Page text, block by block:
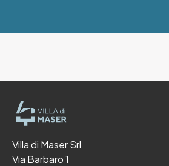
Villa di Maser Srl
Via Barbaro 1